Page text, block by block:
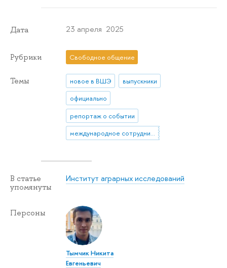
Дата 23 апреля 2025
Рубрики Свободное общение
Темы новое в ВШЭ
выпускники
официально
репортаж о событии
международное сотрудничество
В статье
упомянуты
Институт аграрных исследований
Персоны
Тымчик Никита
Евгеньевич